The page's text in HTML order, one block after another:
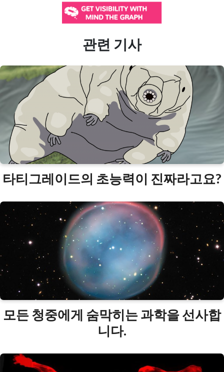
관련 기사
타티그레이드의 초능력이 진짜라고요?
모든 청중에게 숨막히는 과학을 선사합
니다.